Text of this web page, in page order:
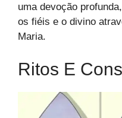
uma devoção
os fiéis e o divino
Maria.
Ritos E